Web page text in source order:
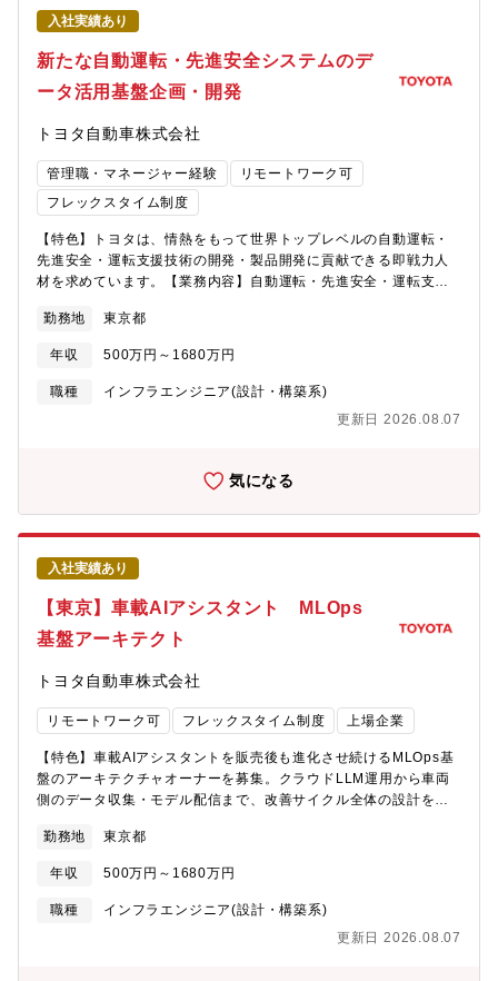
あります。一方、フレックスやリモート等三菱グループの安定的
な労働環境の両?が可能です。【同社について】 同社は、1970
年に三菱銀行（現・三菱UFJ銀行）の受託計算部門が分離・独立
して以来、特にシステム構築やサービス事業展開において、数多
くのお客様に支えられながら成長を続けて参りました。2004年か
タンク・コンサルティングからIT実装に繋げることによって、お
客様や社会課題の解決に真に貢献できる存在を目指しています。
従来、多くの経験を得てきた金融・決済系のエリアに加え、製
造・流通・電力等の産業分野、三菱総合研究所との連携を活かし
て公共分野等においても、DX、テクノロジーを活かしたシステム
構築、サービス、ソリューションの強化、コンサルテーション力
の強化を図っています。【同社の魅力】■コンサルティングから運
用までトータルでITソリューションを提供三菱総合研究所、三菱
針によって事業基盤を強化し、日本有数の企業をお客様として多
数抱えています。ITコンサルからシステムの設計・開発、運用・
決できるのは三菱総研DCSならではの強みです。 ■約5,000社と
の取引実績有り三菱総合研究所、三菱UFJフィナンシャル・グル
として多数抱えているのが特徴です。4社の連携により提供価値を
拡大し、企業の業務変革を強力にバックアップしています。 ■自
己資本比率約60％を誇る健全な財務状況自己資本比率は総資産に
占める自己資本の割合を示し、一般的にこの比率が高いほど経営
の安全度が高いことを示します。三菱総研DCSは自己資本比率約
60％と国内トップクラスの健全な財務状況を誇ります。 ■多様な
業種・業界への幅広いマーケット展開金融業界だけでなく、銀行
で培ったノウハウを活かし、クレジットカード業界、一般事業法
人まで、多様な業種・業界のマーケットを対象としています。 ■
められた、製品とサービス開発のための「プロセス成熟度モデ
ル」CMMIの「レベル5」を達成。現在、最上位のレベル5を達成
した国内企業は6社であり、その内、全社範囲で取り組む企業はわ
ずか2社。2,000人を超える規模の企業では同社のみです。 ■社員
を支える働き方改革プロジェクトを推進「仕事の質アップ・ゆと
りアップ・健康アップ」の実現によりワークライフバランスの向
「フレックスタイム制」なども取り入れ、社員が働きやすい環境
でプラチナくるみんも取得。男女関係なく活躍できる環境作りに
入社実績あり
新たな自動運転・先進安全システムのデ
ータ活用基盤企画・開発
トヨタ自動車株式会社
管理職・マネージャー経験
リモートワーク可
フレックスタイム制度
【特色】トヨタは、情熱をもって世界トップレベルの自動運転・
先進安全・運転支援技術の開発・製品開発に貢献できる即戦力人
材を求めています。【業務内容】自動運転・先進安全・運転支援
サプライヤを含む関係ステークホルダーと共に、世界トップレベ
ルのエンジニアを目指して専門性を広げ続け、学び続ける意欲を
持った方々にとって、能力発揮と成長のチャンスに溢れている仕
事です。本職種では以下の業務を中心にご活躍いただきます。◇
は、今後の自動運転や先進安全システムの企画・開発に必要不可
共にグローバル市場をにらんだ活躍が期待されます。企画書の作
成や、仕様開発、日程管理など様々な業務を通じて成長が約束さ
れるポジションです。リモート勤務も多く、勤務地は応相談で
す。 ■本求人の想定役割：メンバー・チームリーダー・マネージ
ャー【職場イメージ・職場ミッション】＜職場イメージ＞比較的
新しい領域のため20～30代の若い社員が多く、上司・同僚とも気
軽に話せる雰囲気です。また、問題を一人で抱え込まず、チーム
ワークで解決していく文化があります。＜室のミッション＞自動
運転・先進安全システムに関連する、地図連携業務・標識認識ア
HMI開発（UI/UX開発）、データ活用（プライバシーガバナンス含
む）といった多岐にわたる業務から、新しい価値を創造し、お客
様や社会に貢献することを目指します。当該業務では、業務上、
のアクセス権を管理するなど、情報管理の徹底を図っています。
【やりがい・PR】＜やりがい＞非常に新しい領域のため、若い人
でも自らの考えをぶつけ、多くの関係者をリードし、大きな仕事
をすることもできます。世界中の多くのお客様に、世界トップレ
躍ができ、社会に対して影響の大きい重要な仕事です。＜PR＞本
し、競争が激化しています。本職種は先行開発・製品化開発であ
り、自動車独特の技術だけではなく、他業種からも参加しやすい
勤務地 東京都
年収 500万円～1680万円
職種
インフラエンジニア(設計・構築系)
更新日 2026.08.07
気になる
入社実績あり
【東京】車載AIアシスタント MLOps
基盤アーキテクト
トヨタ自動車株式会社
リモートワーク可 フレックスタイム制度 上場企業
【特色】車載AIアシスタントを販売後も進化させ続けるMLOps基
盤のアーキテクチャオーナーを募集。クラウドLLM運用から車両
側のデータ収集・モデル配信まで、改善サイクル全体の設計をリ
変革に向け、車載AIアシスタントを中心としたソフトウェアサー
ビスの開発を推進しています。本ポジションは、その改善サイク
ル全体（クラウド側のLLM運用から、車両側のテレメトリ収集・
モデル配信まで）のアーキテクチャオーナーです。個別コンポー
の設計と、それを組織に定着させることに責任を持ちます。【詳
勤務地 東京都
年収 500万円～1680万円
職種
インフラエンジニア(設計・構築系)
更新日 2026.08.07